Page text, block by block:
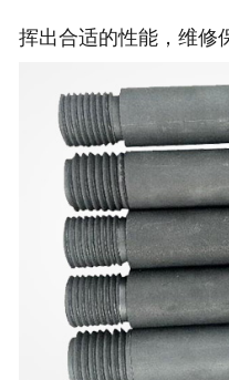
挥出合适的性能，维修